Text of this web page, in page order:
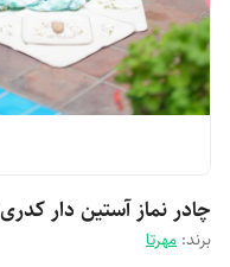
چادر نماز آستین دار کدری 33
برند: مهرتا